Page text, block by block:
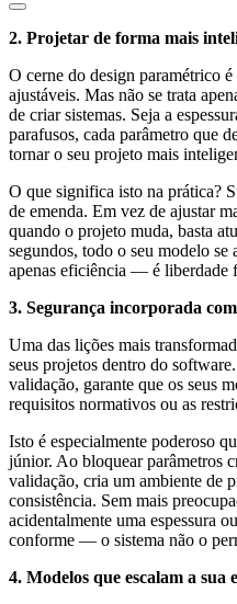
2. Projetar de forma mais
O cerne do design paramétrico
ajustáveis. Mas não se trata
de criar sistemas. Seja a
parafusos, cada parâmetro que
tornar o seu projeto mais
O que significa isto na prática?
de emenda. Em vez de ajustar
quando o projeto muda, basta
segundos, todo o seu modelo se
apenas eficiência — é liberdade
3. Segurança incorporada
Uma das lições mais
seus projetos dentro do
validação, garante que os seus
requisitos normativos ou as
Isto é especialmente poderoso
júnior. Ao bloquear parâmetros
validação, cria um ambiente de
consistência. Sem mais
acidentalmente uma espessura
conforme — o sistema não o
4. Modelos que escalam a sua